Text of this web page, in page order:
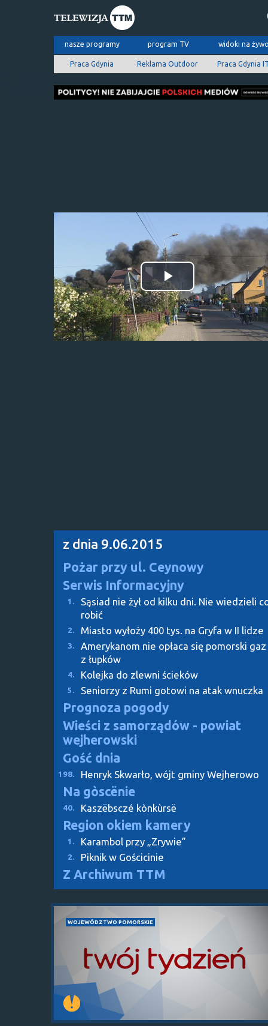
nasze programy program TV widoki na
Praca Gdynia Reklama Outdoor Praca Gdynia
Odtwórz
wideo
z dnia 9.06.2015
Pożar przy ul. Ceynowy
Serwis Informacyjny
1.
Sąsiad nie żył od kilku dni. Nie wiedzieli
robić
2. Miasto wyłoży 400 tys. na Gryfa w II lidze
3.
Amerykanom nie opłaca się pomorski gaz
z łupków
4. Kolejka do zlewni ścieków
5. Seniorzy z Rumi gotowi na atak wnuczka
Prognoza pogody
Wieści z samorządów - powiat
wejherowski
Gość dnia
198. Henryk Skwarło, wójt gminy Wejherowo
Na gòscënie
40. Kaszëbsczé kònkùrsë
Region okiem kamery
1. Karambol przy „Zrywie”
2. Piknik w Gościcinie
Z Archiwum TTM
WOJEWÓDZTWO POMORSKIE